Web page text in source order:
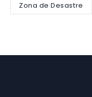
Zona de Desastre